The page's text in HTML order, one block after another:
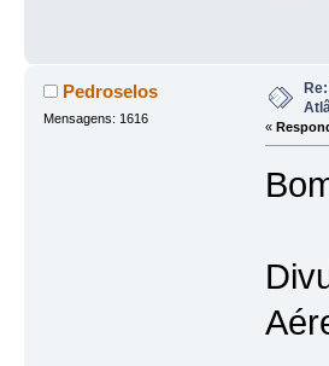
Pedroselos
Mensagens: 1616
«